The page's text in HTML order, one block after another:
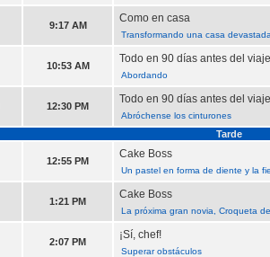
9:17 AM
Como en casa
Transformando una casa
10:53 AM
Todo en 90 días antes del viaje
Abordando
12:30 PM
Todo en 90 días antes del viaje
Abróchense los cinturones
Tarde
12:55 PM
Cake Boss
Un pastel en forma de diente y la
1:21 PM
Cake Boss
La próxima gran novia, Croqueta
2:07 PM
¡Sí, chef!
Superar obstáculos